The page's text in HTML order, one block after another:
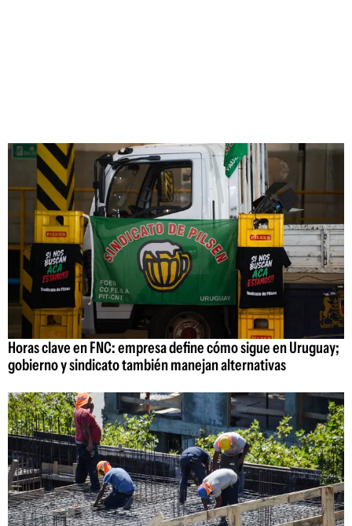
Horas clave en FNC: empresa define cómo sigue en Uruguay;
gobierno y sindicato también manejan alternativas